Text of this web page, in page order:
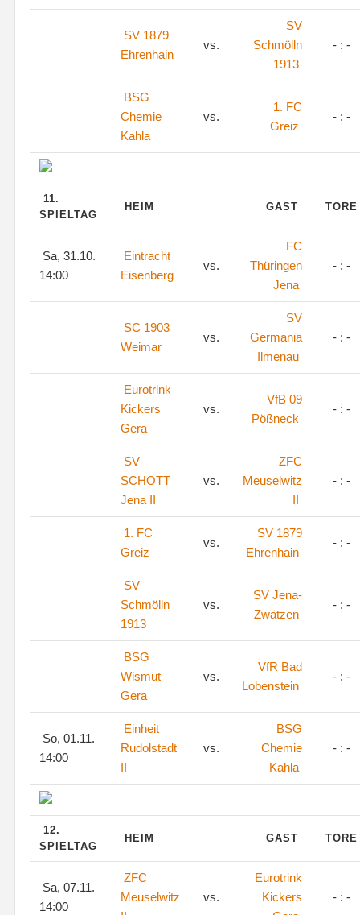
SV 1879
Ehrenhain
vs.
SV
Schmölln
1913
- : -
BSG
Chemie
Kahla
vs.
1. FC
Greiz
- : -
11.
SPIELTAG
HEIM GAST
Sa, 31.10.
14:00
Eintracht
Eisenberg
vs.
FC
Thüringen
Jena
- : -
SC 1903
Weimar
vs.
SV
Germania
Ilmenau
- : -
Eurotrink
Kickers
Gera
vs.
VfB 09
Pößneck
- : -
SV
SCHOTT
Jena II
vs.
ZFC
Meuselwitz
II
- : -
1. FC
Greiz
vs.
SV 1879
Ehrenhain
- : -
SV
Schmölln
1913
vs.
SV Jena-
Zwätzen
- : -
BSG
Wismut
Gera
vs.
VfR Bad
Lobenstein
- : -
So, 01.11.
14:00
Einheit
Rudolstadt
II
vs.
BSG
Chemie
Kahla
- : -
12.
SPIELTAG
HEIM GAST
Sa, 07.11.
14:00
ZFC
Meuselwitz
vs.
Eurotrink
Kickers
- : -